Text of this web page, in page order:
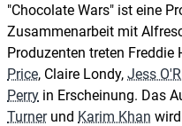
"Chocolate Wars" ist eine
Zusammenarbeit mit
Produzenten treten Freddie
Price, Claire Londy, Jess
Perry in Erscheinung. Das
Turnerund Karim Khan